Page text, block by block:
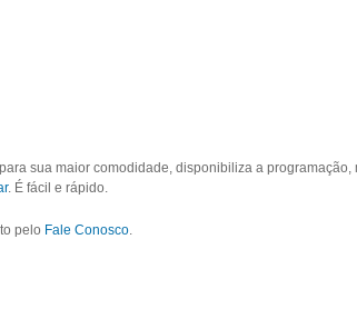
sua maior comodidade, disponibiliza a
. É fácil e rápido.
pelo Fale Conosco.